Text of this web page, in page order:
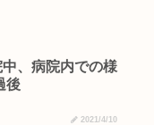
、病院内での様
後
2021/4/10